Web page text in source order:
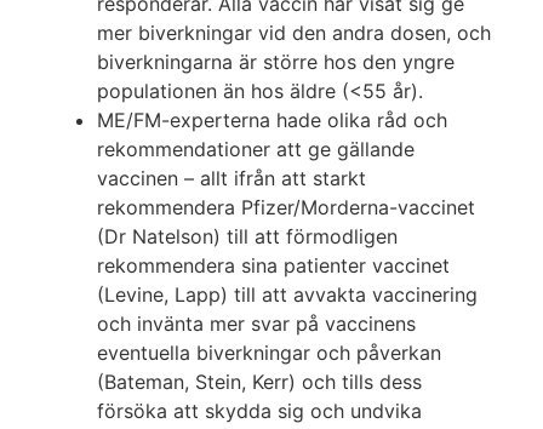
mer biverkningar vid den andra dosen, och
biverkningarna är större hos den yngre
populationen än hos äldre (<55 år).
ME/FM-experterna hade olika råd och
rekommendationer att ge gällande
vaccinen – allt ifrån att starkt
rekommendera Pfizer/Morderna-vaccinet
(Dr Natelson) till att förmodligen
rekommendera sina patienter vaccinet
(Levine, Lapp) till att avvakta vaccinering
och invänta mer svar på vaccinens
eventuella biverkningar och påverkan
(Bateman, Stein, Kerr) och tills dess
försöka att skydda sig och undvika